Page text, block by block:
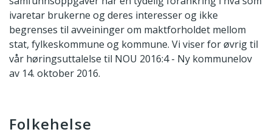
ivaretar brukerne og deres interesser og ikke
begrenses til avveininger om maktforholdet mellom
stat, fylkeskommune og kommune. Vi viser for øvrig til
vår høringsuttalelse til NOU 2016:4 - Ny kommunelov
av 14. oktober 2016.
Folkehelse